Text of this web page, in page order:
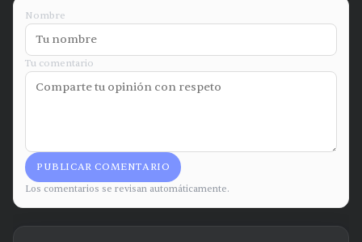
Nombre
Tu comentario
PUBLICAR COMENTARIO
Los comentarios se revisan automáticamente.